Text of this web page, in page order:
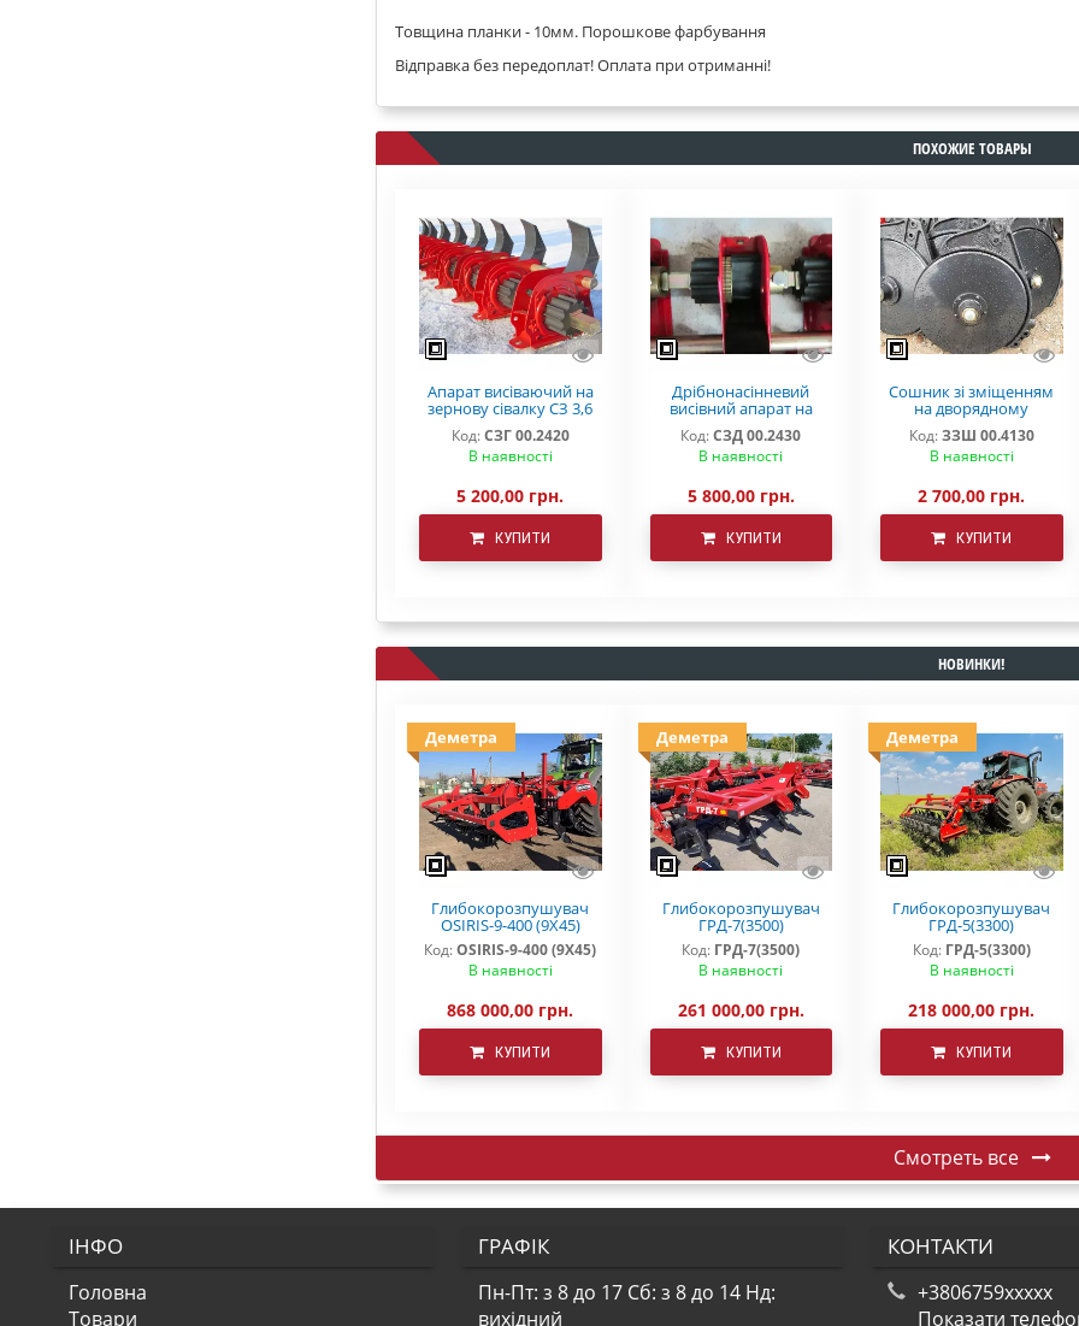
Товщина планки - 10мм. Порошкове фарбування
Відправка без передоплат! Оплата при отриманні!
ПОХОЖИЕ ТОВАРЫ
Апарат висіваючий на
зернову сівалку СЗ 3,6
СЗ 5,4 СЗП СЗТ
Код:СЗГ 00.2420
В наявності
5 200,00 грн.
КУПИТИ
Дрібнонасінневий
висівний апарат на
зернову сівалку СЗ 3,6
СЗ 5,4
Код:СЗД 00.2430
В наявності
5 800,00 грн.
КУПИТИ
Сошник зі зміщенням
на дворядному
підшипнику ОЗШ
00.4130
Код:ЗЗШ 00.4130
В наявності
2 700,00 грн.
КУПИТИ
НОВИНКИ!
Деметра
Глибокорозпушувач
OSIRIS-9-400 (9Х45)
Код:OSIRIS-9-400 (9Х45)
В наявності
868 000,00 грн.
КУПИТИ
Деметра
Глибокорозпушувач
ГРД-7(3500)
Код: ГРД-7(3500)
В наявності
261 000,00 грн.
КУПИТИ
Деметра
Глибокорозпушувач
ГРД-5(3300)
Код: ГРД-5(3300)
В наявності
218 000,00 грн.
КУПИТИ
Смотреть все
ІНФО
Головна
Товари
ГРАФІК
Пн-Пт: з 8 до 17 Сб: з 8 до 14 Нд:
вихідний
КОНТАКТИ
+3806759xxxxx
Показати